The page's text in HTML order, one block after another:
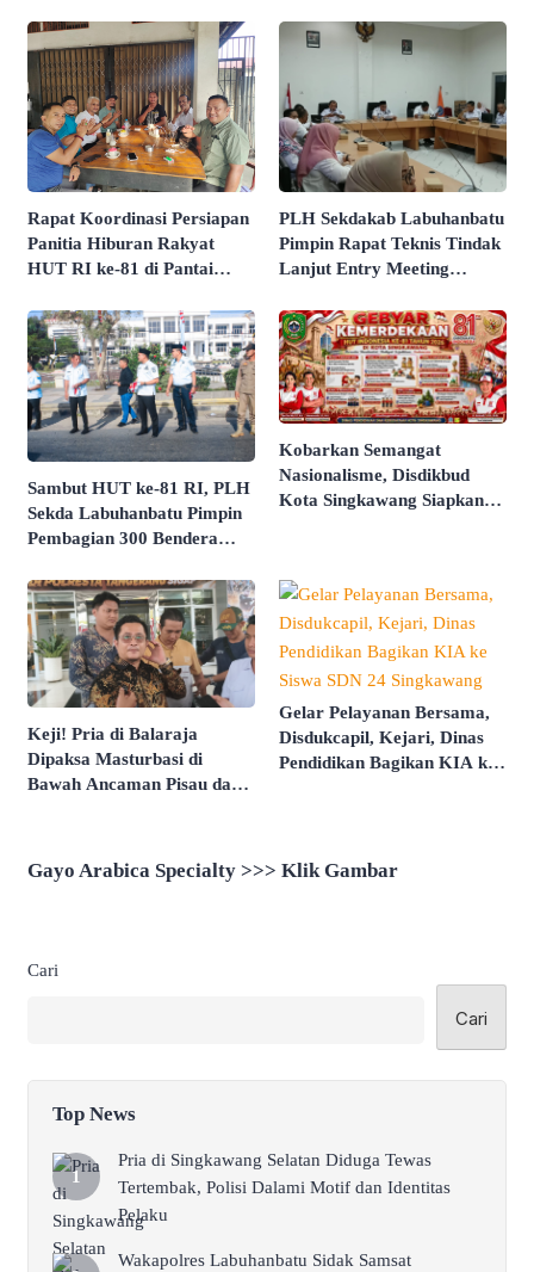
Rapat Koordinasi Persiapan
Panitia Hiburan Rakyat
HUT RI ke-81 di Pantai
Dimatangkan
PLH Sekdakab Labuhanbatu
Pimpin Rapat Teknis Tindak
Lanjut Entry Meeting
Pelayanan Publik Oleh
Ombudsman RI Tahun 2026
Sambut HUT ke-81 RI, PLH
Sekda Labuhanbatu Pimpin
Pembagian 300 Bendera
​Kobarkan Semangat
Nasionalisme, Disdikbud
Kota Singkawang Siapkan
Keji! Pria di Balaraja
Dipaksa Masturbasi di
Bawah Ancaman Pisau dan
Gelar Pelayanan Bersama,
Disdukcapil, Kejari, Dinas
Pendidikan Bagikan KIA ke
Gayo Arabica Specialty >>> Klik Gambar
Cari
Cari
Top News
Pria di Singkawang Selatan Diduga Tewas
Tertembak, Polisi Dalami Motif dan Identitas
Pelaku
Wakapolres Labuhanbatu Sidak Samsat